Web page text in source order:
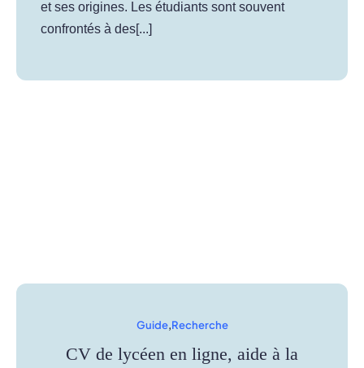
et ses origines. Les étudiants sont souvent
confrontés à des[...]
Guide,Recherche
CV de lycéen en ligne, aide à la